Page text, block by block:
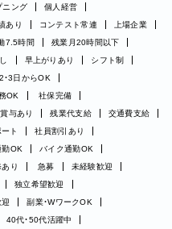
ニング
個人経営
あり コンテスト常連
上場企業
7.5時間
残業月20時間以下
早上がりあり
シフト制
・3日からOK
OK
社保完備
賞与あり 残業代支給
交通費支給
ト
社員割引あり
勤OK
バイク通勤OK
り 急募
未経験歓迎
独立希望歓迎
副業・WワークOK
40代・50代活躍中